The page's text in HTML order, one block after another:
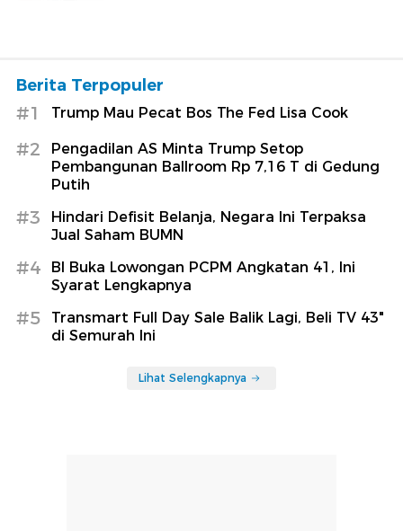
Berita Terpopuler
#1 Trump Mau Pecat Bos The Fed Lisa Cook
#2
Pengadilan AS Minta Trump Setop
Pembangunan Ballroom Rp 7,16 T di Gedung
Putih
#3
Hindari Defisit Belanja, Negara Ini Terpaksa
Jual Saham BUMN
#4
BI Buka Lowongan PCPM Angkatan 41, Ini
Syarat Lengkapnya
#5
Transmart Full Day Sale Balik Lagi, Beli TV 43"
di Semurah Ini
Lihat Selengkapnya